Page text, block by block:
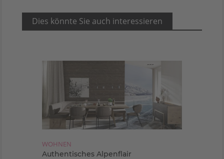
Dies könnte Sie auch interessieren
WOHNEN
Authentisches Alpenflair